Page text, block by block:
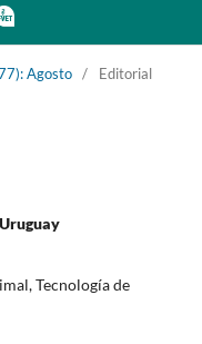
Agosto / Editorial
Tecnología de